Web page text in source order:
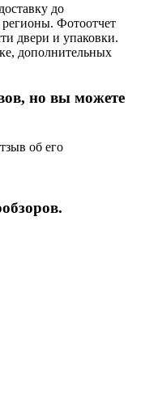
до
Фотоотчет
двери и упаковки.
дополнительных
но вы можете
об его